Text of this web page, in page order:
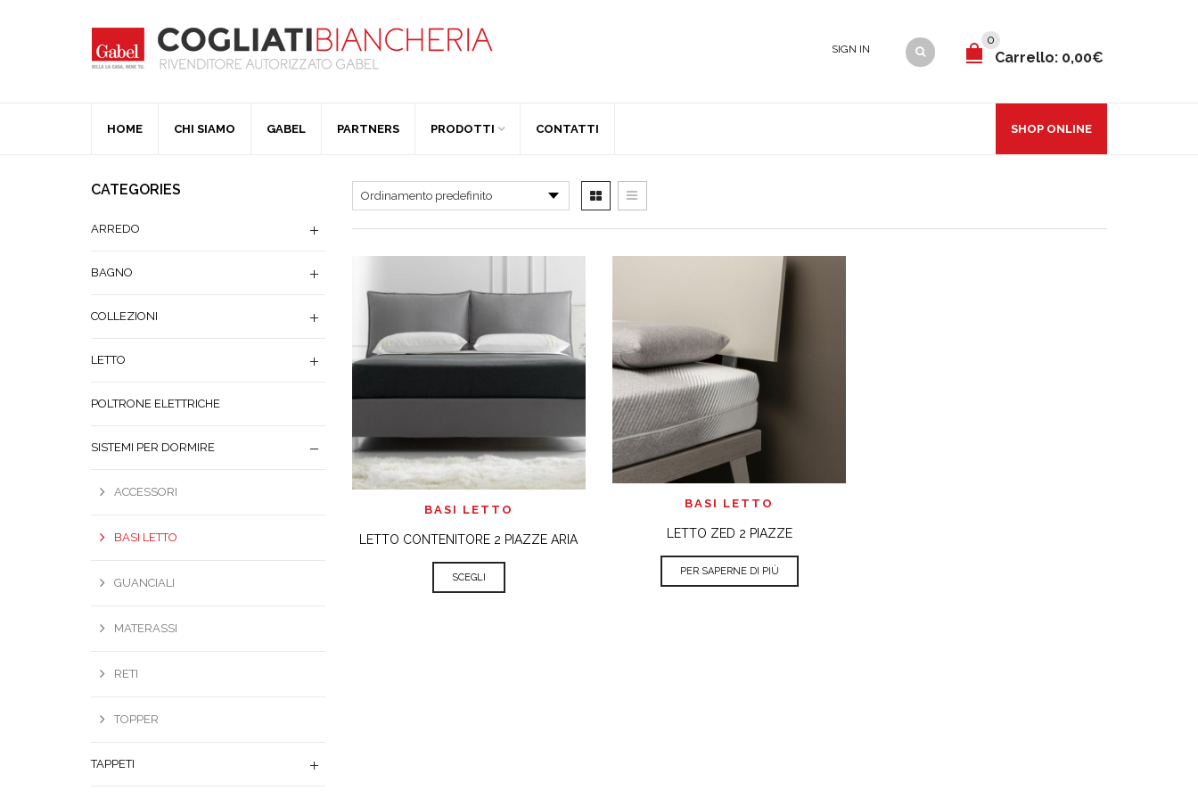
0
Carrello: 0,00€
SIGN IN
HOME CHI SIAMO GABEL PARTNERS PRODOTTI CONTATTI SHOP ONLINE
VISTA RAPIDA
BASI LETTO
LETTO CONTENITORE 2 PIAZZE ARIA
SCEGLI
VISTA RAPIDA
BASI LETTO
LETTO ZED 2 PIAZZE
PER SAPERNE DI PIÙ
CATEGORIES
ARREDO
BAGNO
COLLEZIONI
LETTO
POLTRONE ELETTRICHE
SISTEMI PER DORMIRE
ACCESSORI
BASI LETTO
GUANCIALI
MATERASSI
RETI
TOPPER
TAPPETI